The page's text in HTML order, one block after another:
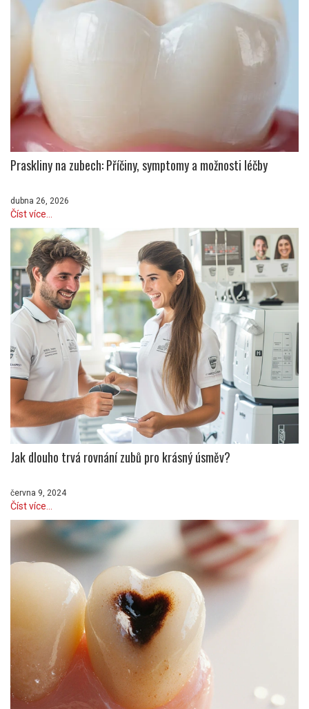
Praskliny na zubech: Příčiny, symptomy a možnosti léčby
dubna 26, 2026
Číst více...
Jak dlouho trvá rovnání zubů pro krásný úsměv?
června 9, 2024
Číst více...